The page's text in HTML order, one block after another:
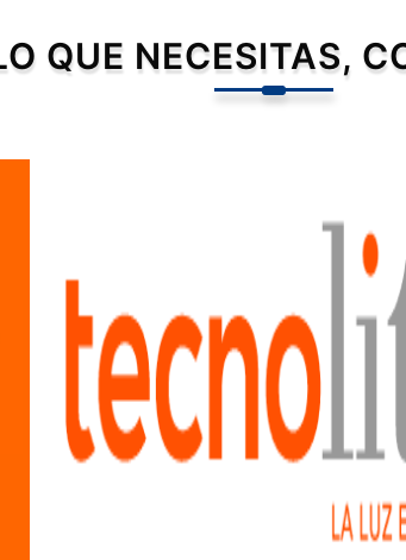
QUE NECESITAS,